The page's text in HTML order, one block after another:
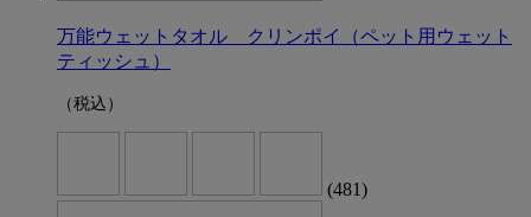
万能ウェットタオル クリンポイ（ペット用ウェット
ティッシュ）
（税込）
(481)